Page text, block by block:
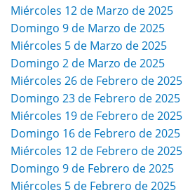
Miércoles 12 de Marzo de 2025
Domingo 9 de Marzo de 2025
Miércoles 5 de Marzo de 2025
Domingo 2 de Marzo de 2025
Miércoles 26 de Febrero de 2025
Domingo 23 de Febrero de 2025
Miércoles 19 de Febrero de 2025
Domingo 16 de Febrero de 2025
Miércoles 12 de Febrero de 2025
Domingo 9 de Febrero de 2025
Miércoles 5 de Febrero de 2025